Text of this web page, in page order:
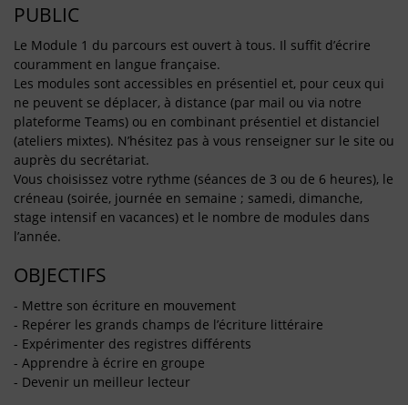
PUBLIC
Le Module 1 du parcours est ouvert à tous. Il suffit d’écrire
couramment en langue française.
Les modules sont accessibles en présentiel et, pour ceux qui
ne peuvent se déplacer, à distance (par mail ou via notre
plateforme Teams) ou en combinant présentiel et distanciel
(ateliers mixtes). N’hésitez pas à vous renseigner sur le site ou
auprès du secrétariat.
Vous choisissez votre rythme (séances de 3 ou de 6 heures), le
créneau (soirée, journée en semaine ; samedi, dimanche,
stage intensif en vacances) et le nombre de modules dans
l’année.
OBJECTIFS
- Mettre son écriture en mouvement
- Repérer les grands champs de l’écriture littéraire
- Expérimenter des registres différents
- Apprendre à écrire en groupe
- Devenir un meilleur lecteur